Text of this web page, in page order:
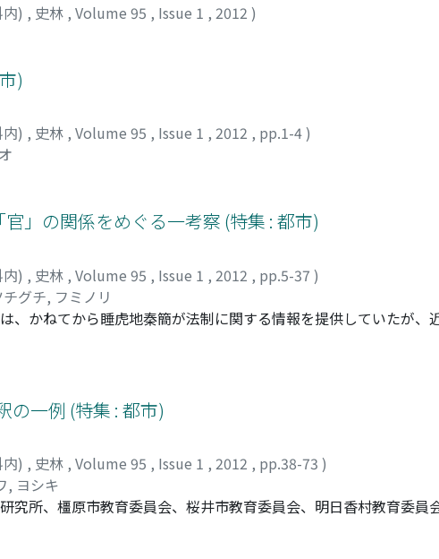
) , 史林 , Volume 95 , Issue 1 , 2012 )
)
) , 史林 , Volume 95 , Issue 1 , 2012 , pp.1-4)
」の関係をめぐる一考察 (特集 : 都市)
) , 史林 , Volume 95 , Issue 1 , 2012 , pp.5-37 )
チグチ, フミノリ
、かねてから睡虎地秦簡が法制に関する情報を提供していたが、
とが可能になった。とりわけ、県令・丞・令史が構成する県廷と、
を専ら強調してきた。しかし県廷・「官」の問に「距離」があっ
いたはずであり、これを成立せしめた条件こそが問われねばならな
対する絶対優位構造であったことを、(1)人事権、(2)連帯責任、
って県廷と「官」の関係はより克明になり、複数の官衙が立ち並
廷の絶対優位構造を基調としていたのであった。
の一例 (特集 : 都市)
) , 史林 , Volume 95 , Issue 1 , 2012 , pp.38-73 )
, ヨシキ
究所、橿原市教育委員会、桜井市教育委員会、明日香村教育委員
によって、宮や京のより確かな姿が明らかになってきた。本稿では